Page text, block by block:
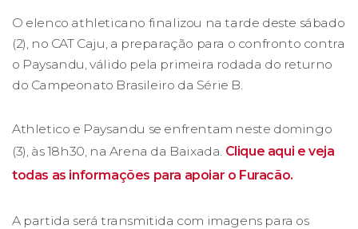
O elenco athleticano finalizou na tarde deste sábado
(2), no CAT Caju, a preparação para o confronto contra
o Paysandu, válido pela primeira rodada do returno
do Campeonato Brasileiro da Série B.
Athletico e Paysandu se enfrentam neste domingo
(3), às 18h30, na Arena da Baixada. Clique aqui e veja
todas as informações para apoiar o Furacão.
A partida será transmitida com imagens para os